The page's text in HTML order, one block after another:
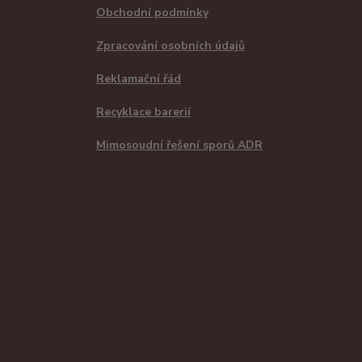
Obchodní podmínky
Zpracování osobních údajů
Reklamační řád
Recyklace barerií
Mimosoudní řešení sporů ADR